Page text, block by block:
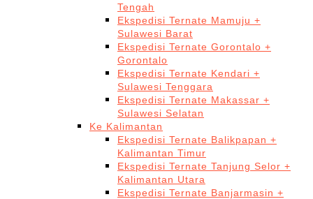
Tengah
Ekspedisi Ternate Mamuju +
Sulawesi Barat
Ekspedisi Ternate Gorontalo +
Gorontalo
Ekspedisi Ternate Kendari +
Sulawesi Tenggara
Ekspedisi Ternate Makassar +
Sulawesi Selatan
Ke Kalimantan
Ekspedisi Ternate Balikpapan +
Kalimantan Timur
Ekspedisi Ternate Tanjung Selor +
Kalimantan Utara
Ekspedisi Ternate Banjarmasin +